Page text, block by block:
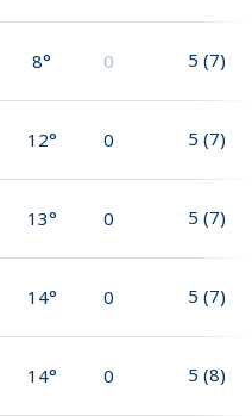
8° 0 5 (7)
12° 0 5 (7)
13° 0 5 (7)
14° 0 5 (7)
14° 0 5 (8)